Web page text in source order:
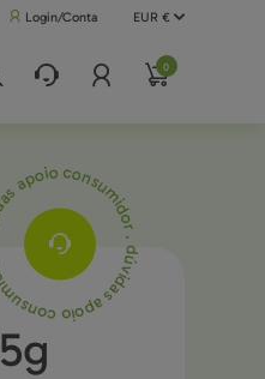
até às 17h e receba no dia útil
Login/Conta EUR €
0
. dúvidas apoio consumidor .
